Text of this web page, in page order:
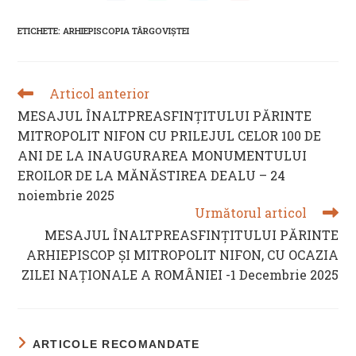
windowwindow
ETICHETE:ARHIEPISCOPIA TÂRGOVIȘTEI
READ
ARTICLES
Articol anterior
MESAJUL ÎNALTPREASFINȚITULUI PĂRINTE
MITROPOLIT NIFON CU PRILEJUL CELOR 100 DE
ANI DE LA INAUGURAREA MONUMENTULUI
EROILOR DE LA MĂNĂSTIREA DEALU – 24
noiembrie 2025
Următorul articol
MESAJUL ÎNALTPREASFINŢITULUI PĂRINTE
ARHIEPISCOP ŞI MITROPOLIT NIFON, CU OCAZIA
ZILEI NAŢIONALE A ROMÂNIEI -1 Decembrie 2025
ARTICOLE RECOMANDATE